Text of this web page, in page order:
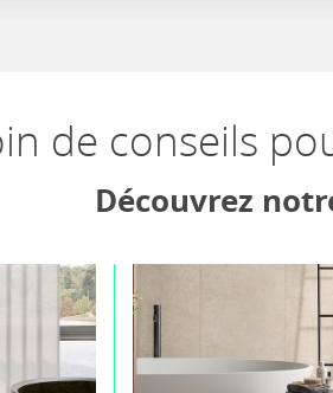
de conseils
Découvrez